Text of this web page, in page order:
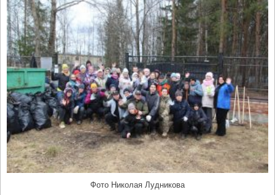
л
т
«
С
л
у
ж
у
О
т
е
ч
К
и
р
о
в
а
н
а
В
е
л
и
к
о
Фото Николая Лудникова